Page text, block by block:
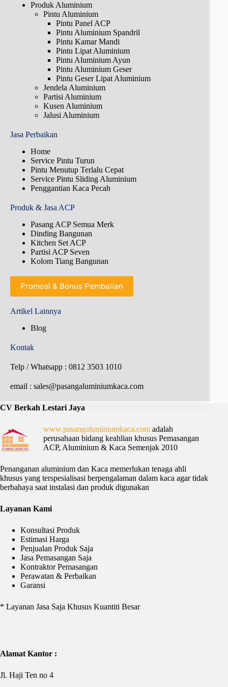
Produk Aluminium
Pintu Aluminium
Pintu Panel ACP
Pintu Aluminium Spandril
Pintu Kamar Mandi
Pintu Lipat Aluminium
Pintu Aluminium Ayun
Pintu Aluminium Geser
Pintu Geser Lipat Aluminium
Jendela Aluminium
Partisi Aluminium
Kusen Aluminium
Jalusi Aluminium
Jasa Perbaikan
Home
Service Pintu Turun
Pintu Menutup Terlalu Cepat
Service Pintu Sliding Aluminium
Penggantian Kaca Pecah
Produk & Jasa ACP
Pasang ACP Semua Merk
Dinding Bangunan
Kitchen Set ACP
Partisi ACP Seven
Kolom Tiang Bangunan
Promosi & Bonus Pembalian
Artikel Lainnya
Blog
Kontak
Telp / Whatsapp : 0812 3503 1010
email : sales@pasangaluminiumkaca.com
CV Berkah Lestari Jaya
www.pasangaluminiumkaca.com adalah
perusahaan bidang keahlian khusus Pemasangan
ACP, Aluminium & Kaca Semenjak 2010
Penanganan aluminium dan Kaca memerlukan tenaga ahli
khusus yang terspesialisasi berpengalaman dalam kaca agar tidak
berbahaya saat instalasi dan produk digunakan
Layanan Kami
Konsultasi Produk
Estimasi Harga
Penjualan Produk Saja
Jasa Pemasangan Saja
Kontraktor Pemasangan
Perawatan & Perbaikan
Garansi
* Layanan Jasa Saja Khusus Kuantiti Besar
Alamat Kantor :
Jl. Haji Ten no 4